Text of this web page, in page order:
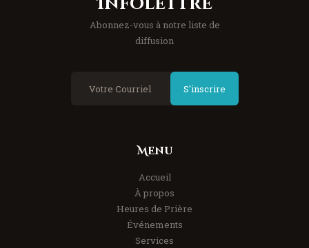
Abonnez-vous à notre liste de
diffusion
S'inscrire
Menu
Accueil
À propos
Heures de Prière
Événements
Services